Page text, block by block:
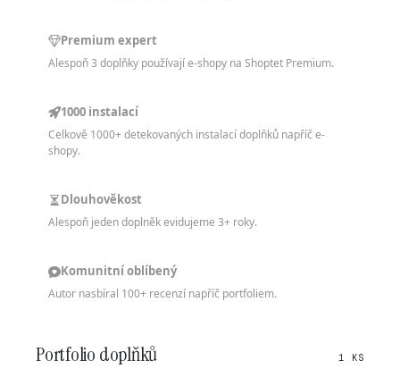
Premium expert
Alespoň 3 doplňky používají e-shopy na Shoptet Premium.
1000 instalací
Celkově 1000+ detekovaných instalací doplňků napříč e-
shopy.
Dlouhověkost
Alespoň jeden doplněk evidujeme 3+ roky.
Komunitní oblíbený
Autor nasbíral 100+ recenzí napříč portfoliem.
Portfolio doplňků 1 KS